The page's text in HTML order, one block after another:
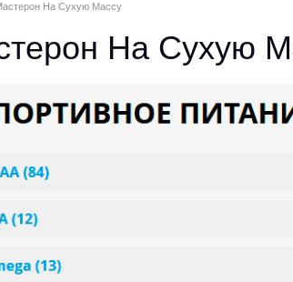
На Сухую Массу
На Сухую